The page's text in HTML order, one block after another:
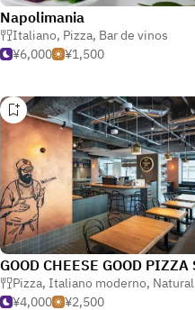
Napolimania
Italiano, Pizza, Bar de vinos
¥6,000
¥1,500
Pizza, Italiano moderno, Natural
¥4,000
¥2,500